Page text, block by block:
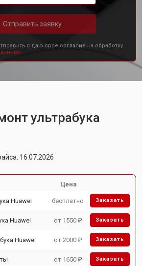
Отправить заявку
я даю свое согласие на обработку
ультрабука
16.07.2026
Цена
Huawei бесплатно Заказать
Huawei от 1550 ₽ Заказать
Huawei от 2000 ₽ Заказать
от 1650 ₽ Заказать